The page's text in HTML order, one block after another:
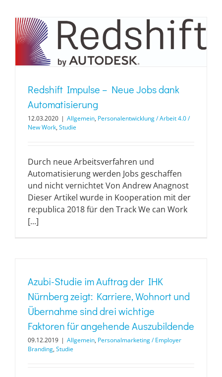
Redshift Impulse – Neue Jobs dank
Automatisierung
12.03.2020 | Allgemein, Personalentwicklung / Arbeit 4.0 /
New Work, Studie
Durch neue Arbeitsverfahren und
Automatisierung werden Jobs geschaffen
und nicht vernichtet Von Andrew Anagnost
Dieser Artikel wurde in Kooperation mit der
re:publica 2018 für den Track We can Work
[...]
Azubi-Studie im Auftrag der IHK
Nürnberg zeigt: Karriere, Wohnort und
Übernahme sind drei wichtige
Faktoren für angehende Auszubildende
09.12.2019 | Allgemein, Personalmarketing / Employer
Branding, Studie